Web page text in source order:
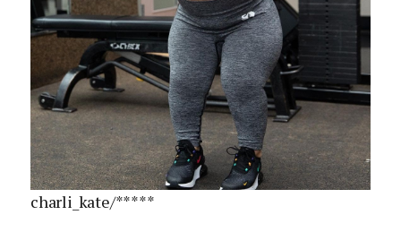
charli_kate/*****